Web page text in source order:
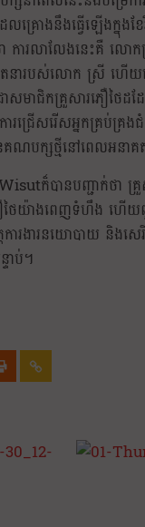
ែលគ្រោងនឹងធ្វើឡើងក្នុង
ការលាលែងនេះគឺ ល
េតនារបស់លោក ស្រី ហើ
មាជិកគ្រួសារភឿថៃដ
រើសរើសអ្នកគ្រប់គ្រងជំ
គណបក្សថ្មីនៅពេលអនា
ក៏បានបញ្ជាក់ថា
ៃយ៉ាងពេញទំហឹង ហើយពួ
ការងារនយោបាយ និង
ាប់។